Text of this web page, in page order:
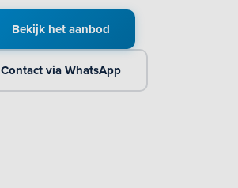
Bekijk het aanbod
Contact via WhatsApp